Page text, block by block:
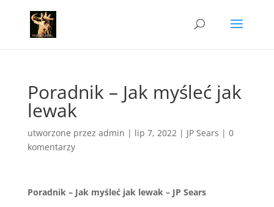
Poradnik – Jak myśleć jak
lewak
utworzone przez admin | lip 7, 2022| JP Sears | 0
komentarzy
Poradnik – Jak myśleć jak lewak – JP Sears